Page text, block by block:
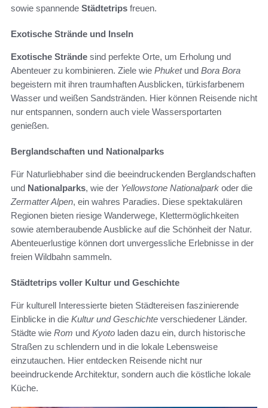
sowie spannende Städtetrips freuen.
Exotische Strände und Inseln
Exotische Strände sind perfekte Orte, um Erholung und
Abenteuer zu kombinieren. Ziele wie Phuketund Bora Bora
begeistern mit ihren traumhaften Ausblicken, türkisfarbenem
Wasser und weißen Sandstränden. Hier können Reisende nicht
nur entspannen, sondern auch viele Wassersportarten
genießen.
Berglandschaften und Nationalparks
Für Naturliebhaber sind die beeindruckenden Berglandschaften
und Nationalparks, wie der Yellowstone Nationalpark oder die
Zermatter Alpen, ein wahres Paradies. Diese spektakulären
Regionen bieten riesige Wanderwege, Klettermöglichkeiten
sowie atemberaubende Ausblicke auf die Schönheit der Natur.
Abenteuerlustige können dort unvergessliche Erlebnisse in der
freien Wildbahn sammeln.
Städtetrips voller Kultur und Geschichte
Für kulturell Interessierte bieten Städtereisen faszinierende
Einblicke in die Kultur und Geschichte verschiedener Länder.
Städte wie Rom und Kyoto laden dazu ein, durch historische
Straßen zu schlendern und in die lokale Lebensweise
einzutauchen. Hier entdecken Reisende nicht nur
beeindruckende Architektur, sondern auch die köstliche lokale
Küche.